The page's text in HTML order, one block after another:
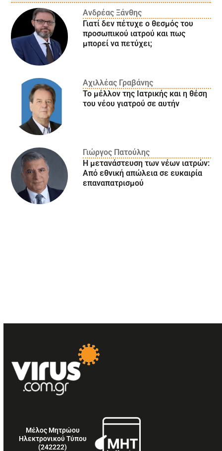
Ανδρέας Ξάνθης
Γιατί δεν πέτυχε ο θεσμός του
προσωπικού ιατρού και πως
μπορεί να πετύχει;
Αχιλλέας Γραβάνης
Το μέλλον της Ιατρικής και η θέση
του νέου γιατρού σε αυτήν
Γιώργος Πατούλης
Η μετανάστευση των νέων ιατρών:
Aπό εθνική απώλεια σε ευκαιρία
επαναπατρισμού
Μέλος Μητρώου
Ηλεκτρονικού Τύπου
(242222)